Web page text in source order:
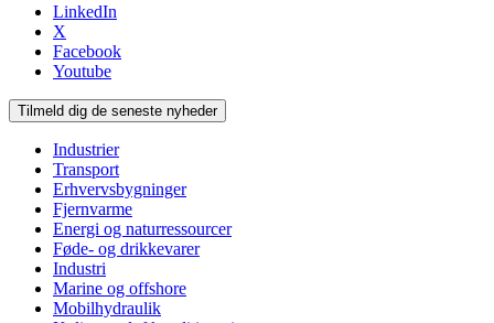
LinkedIn
X
Facebook
Youtube
Tilmeld dig de seneste nyheder
Industrier
Transport
Erhvervsbygninger
Fjernvarme
Energi og naturressourcer
Føde- og drikkevarer
Industri
Marine og offshore
Mobilhydraulik